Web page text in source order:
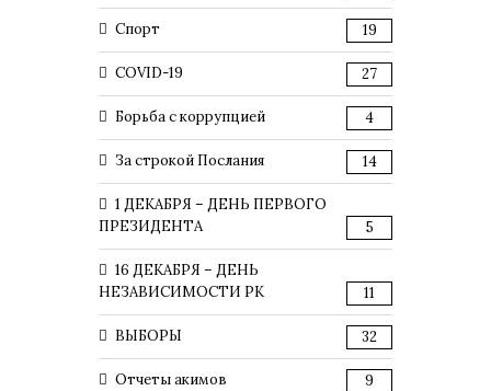
Спорт 19
COVID-19 27
Борьба с коррупцией 4
За строкой Послания 14
1 ДЕКАБРЯ – ДЕНЬ ПЕРВОГО
ПРЕЗИДЕНТА
5
16 ДЕКАБРЯ – ДЕНЬ
НЕЗАВИСИМОСТИ РК
11
ВЫБОРЫ 32
Отчеты акимов 9